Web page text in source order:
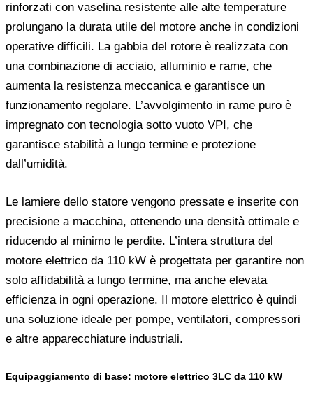
rinforzati con vaselina resistente alle alte temperature
prolungano la durata utile del motore anche in condizioni
operative difficili. La gabbia del rotore è realizzata con
una combinazione di acciaio, alluminio e rame, che
aumenta la resistenza meccanica e garantisce un
funzionamento regolare. L’avvolgimento in rame puro è
impregnato con tecnologia sotto vuoto VPI, che
garantisce stabilità a lungo termine e protezione
dall’umidità.
Le lamiere dello statore vengono pressate e inserite con
precisione a macchina, ottenendo una densità ottimale e
riducendo al minimo le perdite. L’intera struttura del
motore elettrico da 110 kW è progettata per garantire non
solo affidabilità a lungo termine, ma anche elevata
efficienza in ogni operazione. Il motore elettrico è quindi
una soluzione ideale per pompe, ventilatori, compressori
e altre apparecchiature industriali.
Equipaggiamento di base: motore elettrico 3LC da 110 kW